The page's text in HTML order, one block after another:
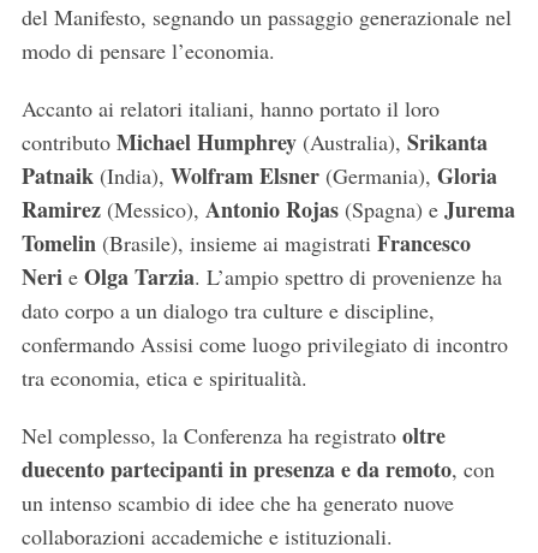
del Manifesto, segnando un passaggio generazionale nel
modo di pensare l’economia.
Accanto ai relatori italiani, hanno portato il loro
contributo Michael Humphrey(Australia), Srikanta
Patnaik(India), Wolfram Elsner(Germania), Gloria
Ramirez(Messico), Antonio Rojas(Spagna) e Jurema
Tomelin(Brasile), insieme ai magistrati Francesco
Nerie Olga Tarzia. L’ampio spettro di provenienze ha
dato corpo a un dialogo tra culture e discipline,
confermando Assisi come luogo privilegiato di incontro
tra economia, etica e spiritualità.
Nel complesso, la Conferenza ha registrato oltre
duecento partecipanti in presenza e da remoto, con
un intenso scambio di idee che ha generato nuove
collaborazioni accademiche e istituzionali.